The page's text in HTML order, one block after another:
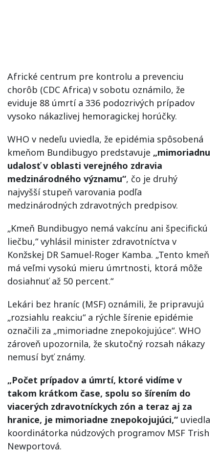
Africké centrum pre kontrolu a prevenciu
chorôb (CDC Africa) v sobotu oznámilo, že
eviduje 88 úmrtí a 336 podozrivých prípadov
vysoko nákazlivej hemoragickej horúčky.
WHO v nedeľu uviedla, že epidémia spôsobená
kmeňom Bundibugyo predstavuje „mimoriadnu
udalosť v oblasti verejného zdravia
medzinárodného významu“, čo je druhý
najvyšší stupeň varovania podľa
medzinárodných zdravotných predpisov.
„Kmeň Bundibugyo nemá vakcínu ani špecifickú
liečbu,“ vyhlásil minister zdravotníctva v
Konžskej DR Samuel-Roger Kamba. „Tento kmeň
má veľmi vysokú mieru úmrtnosti, ktorá môže
dosiahnuť až 50 percent.“
Lekári bez hraníc (MSF) oznámili, že pripravujú
„rozsiahlu reakciu“ a rýchle šírenie epidémie
označili za „mimoriadne znepokojujúce“. WHO
zároveň upozornila, že skutočný rozsah nákazy
nemusí byť známy.
„Počet prípadov a úmrtí, ktoré vidíme v
takom krátkom čase, spolu so šírením do
viacerých zdravotníckych zón a teraz aj za
hranice, je mimoriadne znepokojujúci,“ uviedla
koordinátorka núdzových programov MSF Trish
Newportová.